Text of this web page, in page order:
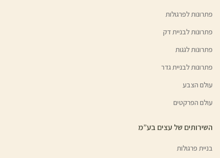
פתרונות לפרגולות
פתרונות לבניית דק
פתרונות לגגות
פתרונות לבניית גדר
עולם הצבע
עולם הפרקטים
השירותים של עצים בע”מ
בניית פרגולות